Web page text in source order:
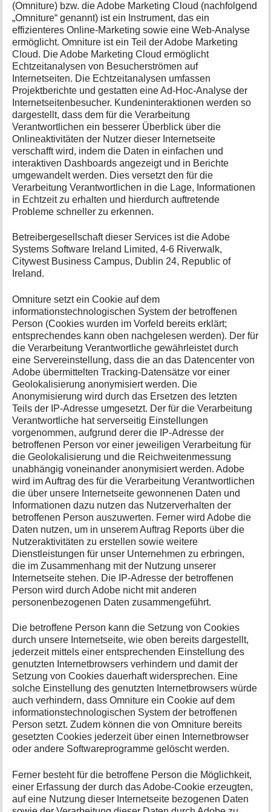
(Omniture) bzw. die Adobe Marketing Cloud (nachfolgend
„Omniture“ genannt) ist ein Instrument, das ein
effizienteres Online-Marketing sowie eine Web-Analyse
ermöglicht. Omniture ist ein Teil der Adobe Marketing
Cloud. Die Adobe Marketing Cloud ermöglicht
Echtzeitanalysen von Besucherströmen auf
Internetseiten. Die Echtzeitanalysen umfassen
Projektberichte und gestatten eine Ad-Hoc-Analyse der
Internetseitenbesucher. Kundeninteraktionen werden so
dargestellt, dass dem für die Verarbeitung
Verantwortlichen ein besserer Überblick über die
Onlineaktivitäten der Nutzer dieser Internetseite
verschafft wird, indem die Daten in einfachen und
interaktiven Dashboards angezeigt und in Berichte
umgewandelt werden. Dies versetzt den für die
Verarbeitung Verantwortlichen in die Lage, Informationen
in Echtzeit zu erhalten und hierdurch auftretende
Probleme schneller zu erkennen.
Betreibergesellschaft dieser Services ist die Adobe
Systems Software Ireland Limited, 4-6 Riverwalk,
Citywest Business Campus, Dublin 24, Republic of
Ireland.
Omniture setzt ein Cookie auf dem
informationstechnologischen System der betroffenen
Person (Cookies wurden im Vorfeld bereits erklärt;
entsprechendes kann oben nachgelesen werden). Der für
die Verarbeitung Verantwortliche gewährleistet durch
eine Servereinstellung, dass die an das Datencenter von
Adobe übermittelten Tracking-Datensätze vor einer
Geolokalisierung anonymisiert werden. Die
Anonymisierung wird durch das Ersetzen des letzten
Teils der IP-Adresse umgesetzt. Der für die Verarbeitung
Verantwortliche hat serverseitig Einstellungen
vorgenommen, aufgrund derer die IP-Adresse der
betroffenen Person vor einer jeweiligen Verarbeitung für
die Geolokalisierung und die Reichweitenmessung
unabhängig voneinander anonymisiert werden. Adobe
wird im Auftrag des für die Verarbeitung Verantwortlichen
die über unsere Internetseite gewonnenen Daten und
Informationen dazu nutzen das Nutzerverhalten der
betroffenen Person auszuwerten. Ferner wird Adobe die
Daten nutzen, um in unserem Auftrag Reports über die
Nutzeraktivitäten zu erstellen sowie weitere
Dienstleistungen für unser Unternehmen zu erbringen,
die im Zusammenhang mit der Nutzung unserer
Internetseite stehen. Die IP-Adresse der betroffenen
Person wird durch Adobe nicht mit anderen
personenbezogenen Daten zusammengeführt.
Die betroffene Person kann die Setzung von Cookies
durch unsere Internetseite, wie oben bereits dargestellt,
jederzeit mittels einer entsprechenden Einstellung des
genutzten Internetbrowsers verhindern und damit der
Setzung von Cookies dauerhaft widersprechen. Eine
solche Einstellung des genutzten Internetbrowsers würde
auch verhindern, dass Omniture ein Cookie auf dem
informationstechnologischen System der betroffenen
Person setzt. Zudem können die von Omniture bereits
gesetzten Cookies jederzeit über einen Internetbrowser
oder andere Softwareprogramme gelöscht werden.
Ferner besteht für die betroffene Person die Möglichkeit,
einer Erfassung der durch das Adobe-Cookie erzeugten,
auf eine Nutzung dieser Internetseite bezogenen Daten